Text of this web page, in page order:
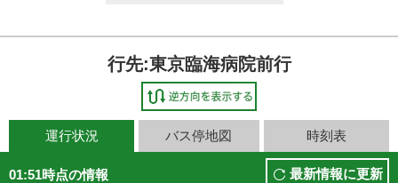
行先:東京臨海病院前行
運行状況 バス停地図 時刻表
01:51時点の情報 最新情報に更新